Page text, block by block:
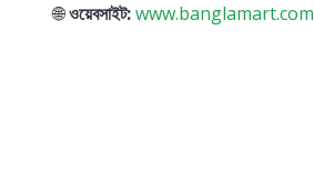
🌐ওয়েবসাইট:www.banglamart.com